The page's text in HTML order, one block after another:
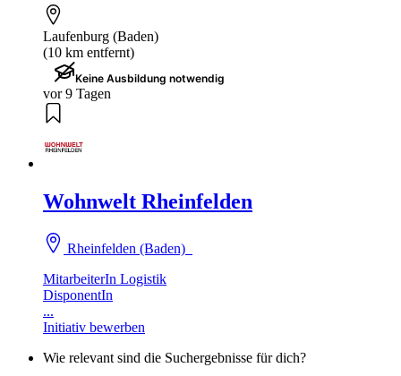
Laufenburg (Baden)
(10 km entfernt)
Keine Ausbildung notwendig
vor 9 Tagen
Wohnwelt Rheinfelden
Rheinfelden (Baden)
MitarbeiterIn Logistik
DisponentIn
...
Initiativ bewerben
Wie relevant sind die Suchergebnisse für dich?